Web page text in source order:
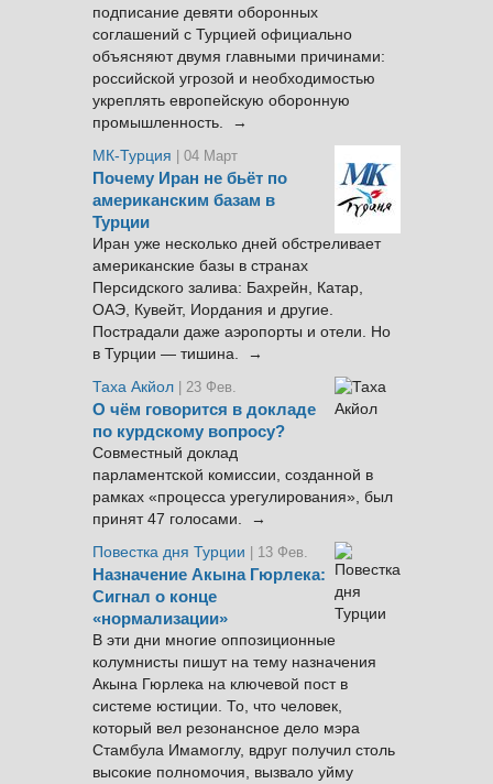
подписание девяти оборонных
соглашений с Турцией официально
объясняют двумя главными причинами:
российской угрозой и необходимостью
укреплять европейскую оборонную
промышленность. →
МК-Турция
| 04 Март
Почему Иран не бьёт по
американским базам в
Турции
Иран уже несколько дней обстреливает
американские базы в странах
Персидского залива: Бахрейн, Катар,
ОАЭ, Кувейт, Иордания и другие.
Пострадали даже аэропорты и отели. Но
в Турции — тишина. →
Таха Акйол | 23 Фев.
О чём говорится в докладе
по курдскому вопросу?
Совместный доклад
парламентской комиссии, созданной в
рамках «процесса урегулирования», был
принят 47 голосами. →
Повестка дня Турции
| 13 Фев.
Назначение Акына Гюрлека:
Сигнал о конце
«нормализации»
В эти дни многие оппозиционные
колумнисты пишут на тему назначения
Акына Гюрлека на ключевой пост в
системе юстиции. То, что человек,
который вел резонансное дело мэра
Стамбула Имамоглу, вдруг получил столь
высокие полномочия, вызвало уйму